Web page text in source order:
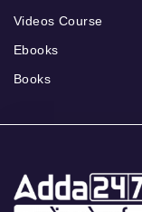
Videos Course
Ebooks
Books